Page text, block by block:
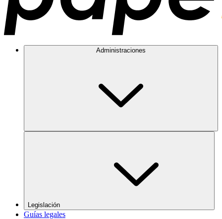
Administraciones
Legislación
Guías legales